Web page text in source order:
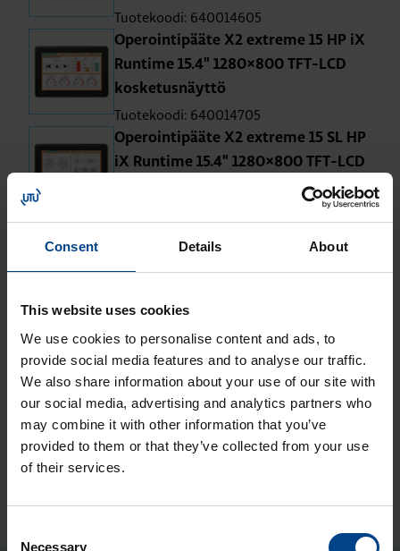
Consent Details About
This website uses cookies
We use cookies to personalise content and ads, to
provide social media features and to analyse our traffic.
We also share information about your use of our site with
our social media, advertising and analytics partners who
may combine it with other information that you’ve
provided to them or that they’ve collected from your use
of their services.
Necessary
Tuotekoodi: 640014605
Ope­roin­ti­pää­te X2 ext­re­me 15 HP iX
Run­ti­me 15.4" 1280×800 TFT-LCD
kos­ke­tus­näyt­tö
Tuotekoodi: 640014705
Ope­roin­ti­pää­te X2 ext­re­me 15 SL HP
iX Run­ti­me 15.4" 1280×800 TFT-LCD
Tuotekoodi: 640017005
Ope­roin­ti­pää­te X2 ext­re­me 15 HP SC
iX Run­ti­me Co­de­sys15.4" TFT-LCD
kosk.näyt­tö
Tuotekoodi: 640016805